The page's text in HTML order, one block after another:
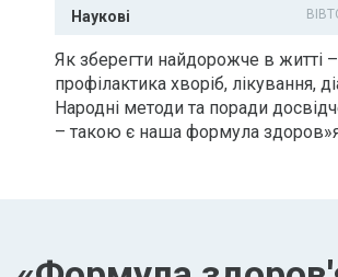
Наукові
Як зберегти найдорожче в житті
профілактика хворіб, лікування,
Народні методи та поради
– такою є наша формула здоров»я